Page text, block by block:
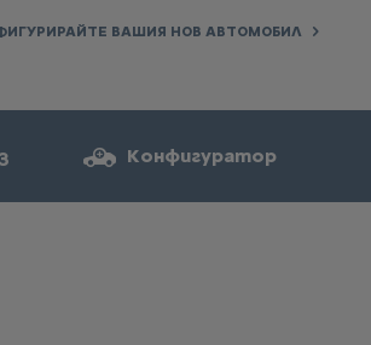
ВАШИЯ НОВ АВТОМОБИЛ
Конфигуратор